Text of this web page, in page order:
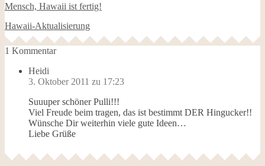
Mensch, Hawaii ist fertig!
Hawaii-Aktualisierung
1 Kommentar
Heidi
3. Oktober 2011 zu 17:23
Suuuper schöner Pulli!!!
Viel Freude beim tragen, das ist bestimmt DER Hingucker!!
Wünsche Dir weiterhin viele gute Ideen…
Liebe Grüße